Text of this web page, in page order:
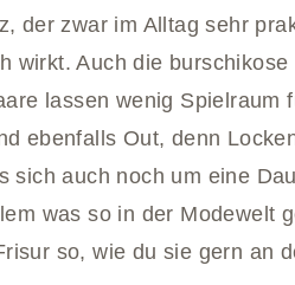
der zwar im Alltag sehr
wirkt. Auch die
lassen wenig Spielraum
ebenfalls Out, denn
sich auch noch um eine
was so in der Modewelt
so, wie du sie gern an